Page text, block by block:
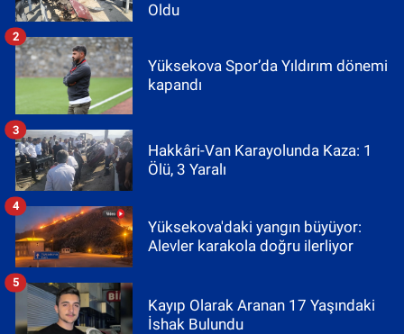
Oldu
Yüksekova Spor’da Yıldırım dönemi
kapandı
2
Hakkâri-Van Karayolunda Kaza: 1
Ölü, 3 Yaralı
3
Yüksekova'daki yangın büyüyor:
Alevler karakola doğru ilerliyor
4
Kayıp Olarak Aranan 17 Yaşındaki
İshak Bulundu
5